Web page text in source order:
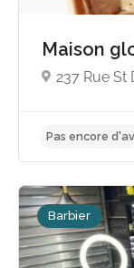
Maison
237 Rue St
Barbier